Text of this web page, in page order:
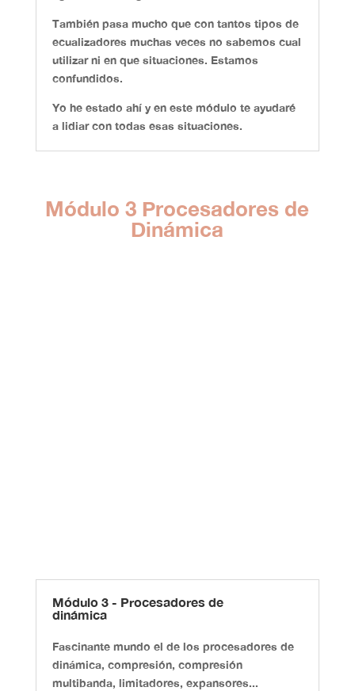
También pasa mucho que con tantos tipos de
ecualizadores muchas veces no sabemos cual
utilizar ni en que situaciones. Estamos
confundidos.
Yo he estado ahí y en este módulo te ayudaré
a lidiar con todas esas situaciones.
Módulo 3 Procesadores de
Dinámica
Módulo 3 - Procesadores de
dinámica
Fascinante mundo el de los procesadores de
dinámica, compresión, compresión
multibanda, limitadores, expansores...